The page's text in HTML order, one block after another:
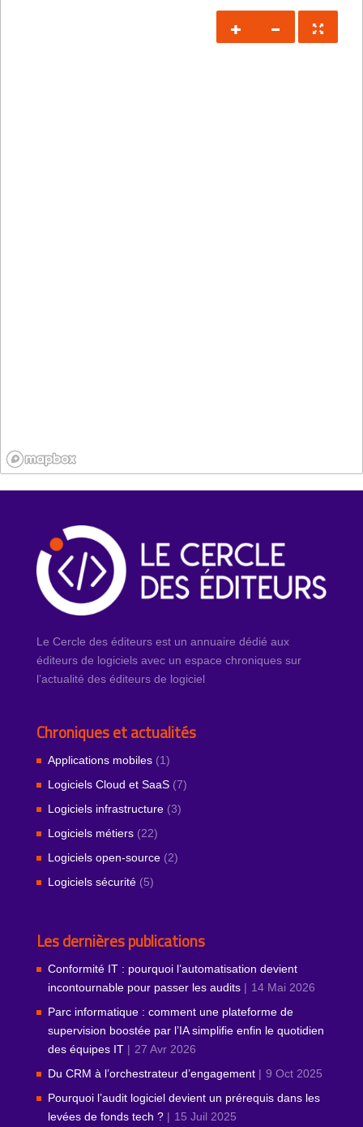
Le Cercle des éditeurs est un annuaire dédié aux
éditeurs de logiciels avec un espace chroniques sur
l’actualité des éditeurs de logiciel
Chroniques et actualités
Applications mobiles(1)
Logiciels Cloud et SaaS(7)
Logiciels infrastructure(3)
Logiciels métiers(22)
Logiciels open-source(2)
Logiciels sécurité(5)
Les dernières publications
Conformité IT : pourquoi l’automatisation devient
incontournable pour passer les audits
14 Mai 2026
Parc informatique : comment une plateforme de
supervision boostée par l’IA simplifie enfin le quotidien
des équipes IT
27 Avr 2026
Du CRM à l’orchestrateur d’engagement
9 Oct 2025
Pourquoi l’audit logiciel devient un prérequis dans les
levées de fonds tech ?
15 Juil 2025